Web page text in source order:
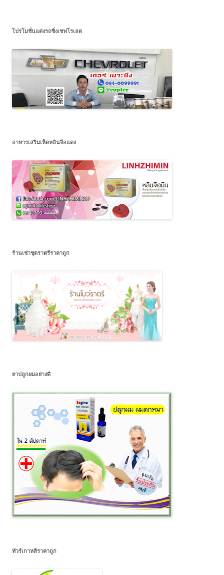
โปรโมชั่นแต่งรถซิ่งเชฟโรเลต
อาหารเสริมเห็ดหลินจือแดง
ร้านเช่าชุดราตรีราคาถูก
ยาปลูกผมอย่างดี
ทัวร์เกาหลีราคาถูก